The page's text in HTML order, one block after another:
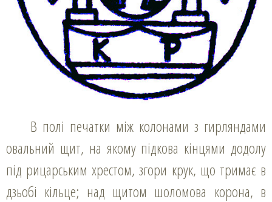
В полі печатки між колонами з гирляндами
овальний щит, на якому підкова кінцями додолу
під рицарським хрестом, згори крук, що тримає в
дзьобі кільце; над щитом шоломова корона, в